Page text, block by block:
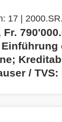
17 |
Fr.
/ TVS: